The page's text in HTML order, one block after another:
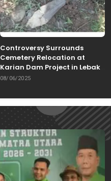
Controversy Surrounds
Cemetery Relocation at
Karian Dam Project in Lebak,
Banten
08/06/2025